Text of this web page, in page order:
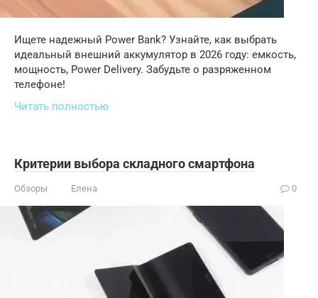
Ищете надежный Power Bank? Узнайте, как выбрать
идеальный внешний аккумулятор в 2026 году: емкость,
мощность, Power Delivery. Забудьте о разряженном
телефоне!
Читать полностью
Критерии выбора складного смартфона
Обзоры Елена 0